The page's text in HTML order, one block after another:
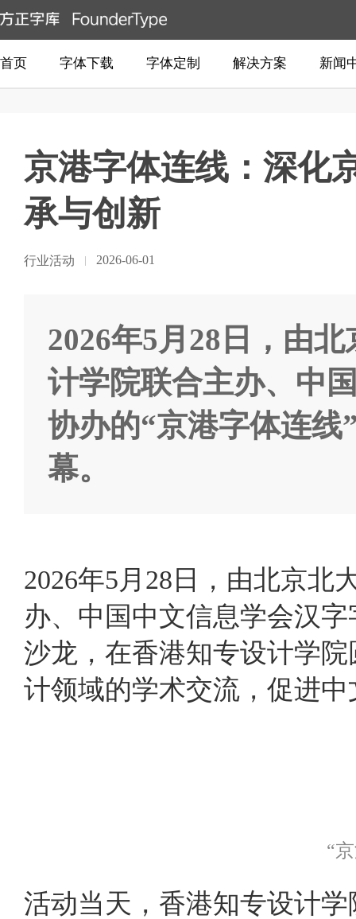
首页 字体下载 字体定制 解决方案 新闻
京港字体连线：深化
承与创新
行业活动 2026-06-01
2026年5月28日，由
计学院联合主办、中
协办的“京港字体连
幕。
2026年5月28日，由北京北
办、中国中文信息学会汉
沙龙，在香港知专设计学院
计领域的学术交流，促进
“
活动当天，香港知专设计